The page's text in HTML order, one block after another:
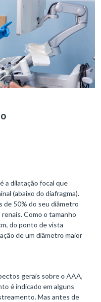
a dilatação focal que
(abaixo do diafragma).
de 50% do seu diâmetro
Como o tamanho
do ponto de vista
de um diâmetro maior
gerais sobre o AAA,
é indicado em alguns
Mas antes de